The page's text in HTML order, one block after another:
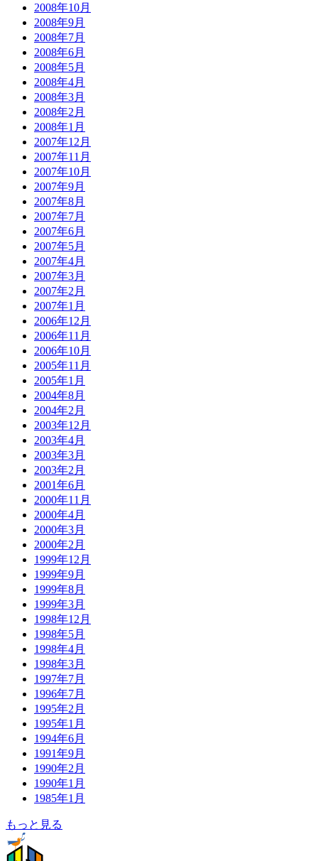
2008年10月
2008年9月
2008年7月
2008年6月
2008年5月
2008年4月
2008年3月
2008年2月
2008年1月
2007年12月
2007年11月
2007年10月
2007年9月
2007年8月
2007年7月
2007年6月
2007年5月
2007年4月
2007年3月
2007年2月
2007年1月
2006年12月
2006年11月
2006年10月
2005年11月
2005年1月
2004年8月
2004年2月
2003年12月
2003年4月
2003年3月
2003年2月
2001年6月
2000年11月
2000年4月
2000年3月
2000年2月
1999年12月
1999年9月
1999年8月
1999年3月
1998年12月
1998年5月
1998年4月
1998年3月
1997年7月
1996年7月
1995年2月
1995年1月
1994年6月
1991年9月
1990年2月
1990年1月
1985年1月
もっと見る